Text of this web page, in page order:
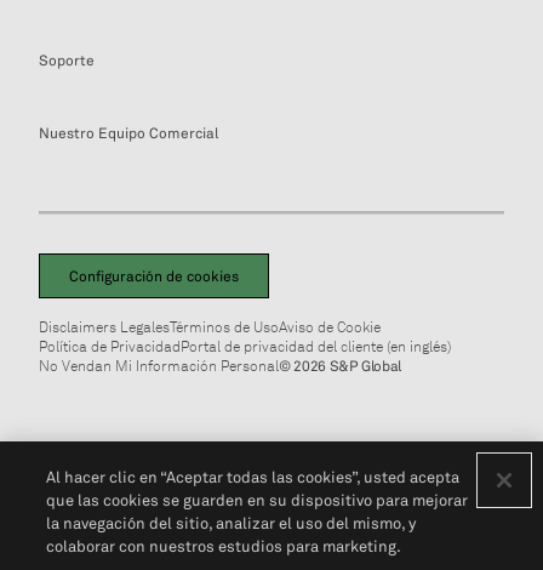
Soporte
Nuestro Equipo Comercial
Configuración de cookies
Disclaimers LegalesTérminos de UsoAviso de Cookie
Política de PrivacidadPortal de privacidad del cliente (en inglés)
No Vendan Mi Información Personal© 2026 S&P Global
Al hacer clic en “Aceptar todas las cookies”, usted acepta
que las cookies se guarden en su dispositivo para mejorar
la navegación del sitio, analizar el uso del mismo, y
colaborar con nuestros estudios para marketing.